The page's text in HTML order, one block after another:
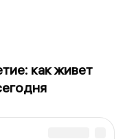
как живет